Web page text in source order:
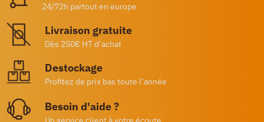
24/72h partout en europe
Livraison gratuite
Dès 250€ HT d’achat
Destockage
Profitez de prix bas toute l’année
Besoin d'aide ?